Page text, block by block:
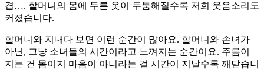
겹…. 할머니의 몸에 두른 옷이 두툼해질수록 저희 웃음소리도
커졌습니다.
할머니와 지내다 보면 이런 순간이 많아요. 할머니와 손녀가
아닌, 그냥 소녀들의 시간이라고 느껴지는 순간이요. 주름이
지는 건 몸이지 마음이 아니라는 걸 시간이 지날수록 깨닫습니